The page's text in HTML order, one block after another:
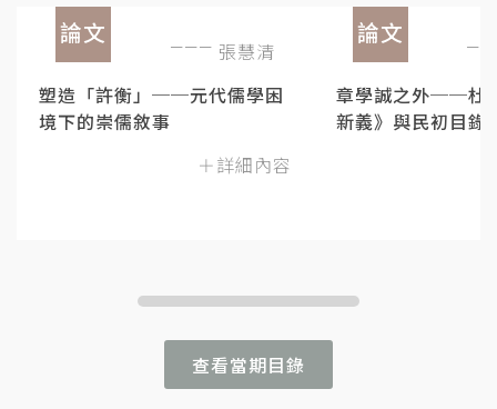
論文
張慧清
塑造「許衡」──元代儒學困
境下的崇儒敘事
＋詳細內容
論文
章學誠之外──杜
新義》與民初目錄
查看當期目錄